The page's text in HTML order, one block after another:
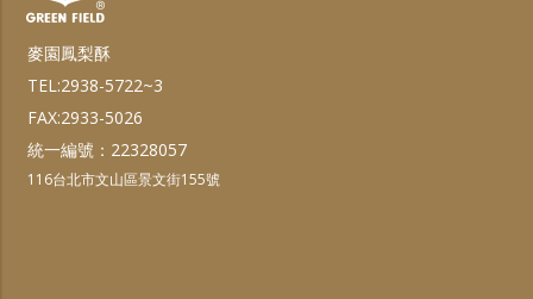
麥園鳳梨酥
TEL:2938-5722~3
FAX:2933-5026
統一編號：22328057
116台北市文山區景文街155號